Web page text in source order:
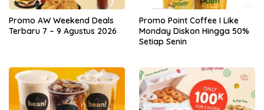
Promo AW Weekend Deals
Terbaru 7 – 9 Agustus 2026
Promo Point Coffee I Like
Monday Diskon Hingga 50%
Setiap Senin